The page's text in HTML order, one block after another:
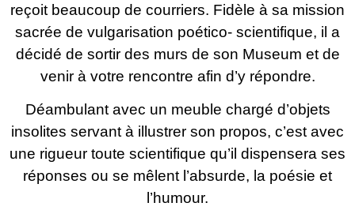
reçoit beaucoup de courriers. Fidèle à sa mission
sacrée de vulgarisation poético- scientifique, il a
décidé de sortir des murs de son Museum et de
venir à votre rencontre afin d’y répondre.
Déambulant avec un meuble chargé d’objets
insolites servant à illustrer son propos, c’est avec
une rigueur toute scientifique qu’il dispensera ses
réponses ou se mêlent l’absurde, la poésie et
l’humour.